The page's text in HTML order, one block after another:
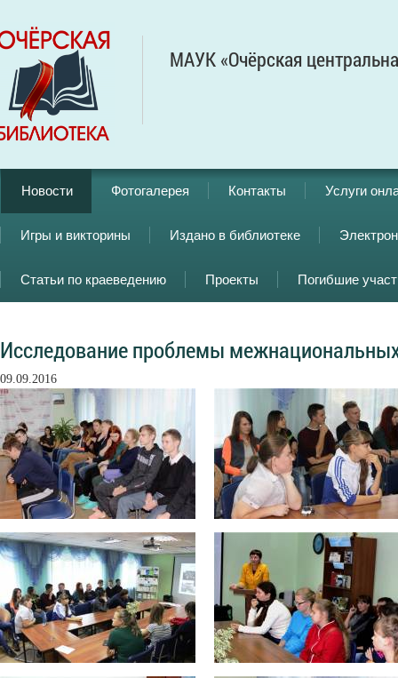
МАУК «Очёрская
Новости Фотогалерея Контакты Услуги
Игры и викторины Издано в библиотеке
Статьи по краеведению Проекты Погибшие
Исследование проблемы
09.09.2016